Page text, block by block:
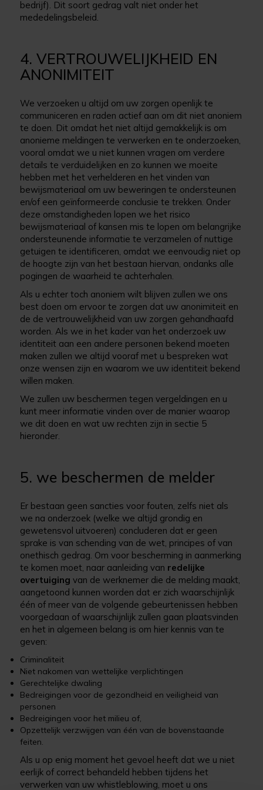
bedrijf). Dit soort gedrag valt niet onder het
mededelingsbeleid.
4. VERTROUWELIJKHEID EN
ANONIMITEIT
We verzoeken u altijd om uw zorgen openlijk te
communiceren en raden actief aan om dit niet anoniem
te doen. Dit omdat het niet altijd gemakkelijk is om
anonieme meldingen te verwerken en te onderzoeken,
vooral omdat we u niet kunnen vragen om verdere
details te verduidelijken en zo kunnen we moeite
hebben met het verhelderen en het vinden van
bewijsmateriaal om uw beweringen te ondersteunen
en/of een geïnformeerde conclusie te trekken. Onder
deze omstandigheden lopen we het risico
bewijsmateriaal of kansen mis te lopen om belangrijke
ondersteunende informatie te verzamelen of nuttige
getuigen te identificeren, omdat we eenvoudig niet op
de hoogte zijn van het bestaan hiervan, ondanks alle
pogingen de waarheid te achterhalen.
Als u echter toch anoniem wilt blijven zullen we ons
best doen om ervoor te zorgen dat uw anonimiteit en
de de vertrouwelijkheid van uw zorgen gehandhaafd
worden. Als we in het kader van het onderzoek uw
identiteit aan een andere personen bekend moeten
maken zullen we altijd vooraf met u bespreken wat
onze wensen zijn en waarom we uw identiteit bekend
willen maken.
We zullen uw beschermen tegen vergeldingen en u
kunt meer informatie vinden over de manier waarop
we dit doen en wat uw rechten zijn in sectie 5
hieronder.
5. we beschermen de melder
Er bestaan geen sancties voor fouten, zelfs niet als
we na onderzoek (welke we altijd grondig en
gewetensvol uitvoeren) concluderen dat er geen
sprake is van schending van de wet, principes of van
onethisch gedrag. Om voor bescherming in aanmerking
te komen moet, naar aanleiding van redelijke
overtuigingvan de werknemer die de melding maakt,
aangetoond kunnen worden dat er zich waarschijnlijk
één of meer van de volgende gebeurtenissen hebben
voorgedaan of waarschijnlijk zullen gaan plaatsvinden
en het in algemeen belang is om hier kennis van te
geven:
Criminaliteit
Niet nakomen van wettelijke verplichtingen
Gerechtelijke dwaling
Bedreigingen voor de gezondheid en veiligheid van
personen
Bedreigingen voor het milieu of,
Opzettelijk verzwijgen van één van de bovenstaande
feiten.
Als u op enig moment het gevoel heeft dat we u niet
eerlijk of correct behandeld hebben tijdens het
verwerken van uw whistleblowing, moet u ons